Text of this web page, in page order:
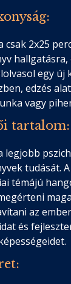
csak 2x25
hallgatásra,
egy új
edzés
vagy
tartalom:
legjobb
tudását. A
témájú
az
és